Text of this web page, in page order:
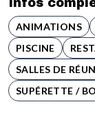
ANIMATIONS
PISCINE
SALLES DE
SUPÉRETTE /